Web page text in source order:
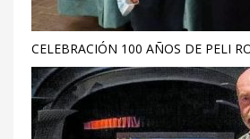
CELEBRACIÓN 100 AÑOS DE PELI